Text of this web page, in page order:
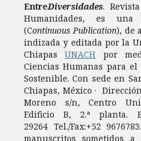
EntreDiversidades.
Humanidades, es una
(Continuous Publication), de
indizada y editada por la
ChiapasUNACH por
Ciencias Humanas para
Sostenible. Con sede en
Chiapas, México ·
Moreno s/n, Centro
Edificio B, 2.ª planta.
29264 Tel./Fax:+52
manuscritos sometidos a